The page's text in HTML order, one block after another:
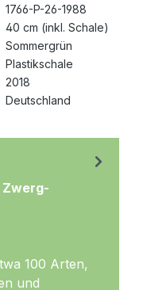
1766-P-26-1988
40 cm (inkl. Schale)
Sommergrün
Plastikschale
2018
Deutschland
Zwerg-
100 Arten,
und